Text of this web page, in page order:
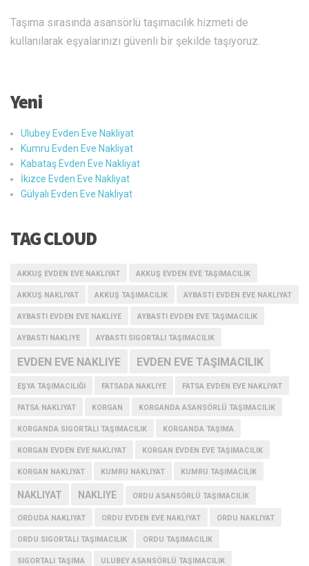
Taşıma sırasında asansörlü taşımacılık hizmeti de
kullanılarak eşyalarınızı güvenli bir şekilde taşıyoruz.
Yeni
Ulubey Evden Eve Nakliyat
Kumru Evden Eve Nakliyat
Kabataş Evden Eve Nakliyat
İkizce Evden Eve Nakliyat
Gülyalı Evden Eve Nakliyat
TAG CLOUD
AKKUŞ EVDEN EVE NAKLIYAT AKKUŞ EVDEN EVE TAŞIMACILIK
AKKUŞ NAKLIYAT AKKUŞ TAŞIMACILIK AYBASTI EVDEN EVE NAKLIYAT
AYBASTI EVDEN EVE NAKLIYE AYBASTI EVDEN EVE TAŞIMACILIK
AYBASTI NAKLIYE AYBASTI SIGORTALI TAŞIMACILIK
EVDEN EVE NAKLIYE EVDEN EVE TAŞIMACILIK
EŞYA TAŞIMACILIĞI FATSADA NAKLIYE FATSA EVDEN EVE NAKLIYAT
FATSA NAKLIYAT KORGAN KORGANDA ASANSÖRLÜ TAŞIMACILIK
KORGANDA SIGORTALI TAŞIMACILIK KORGANDA TAŞIMA
KORGAN EVDEN EVE NAKLIYAT KORGAN EVDEN EVE TAŞIMACILIK
KORGAN NAKLIYAT KUMRU NAKLIYAT KUMRU TAŞIMACILIK
NAKLIYAT NAKLIYE ORDU ASANSÖRLÜ TAŞIMACILIK
ORDUDA NAKLIYAT ORDU EVDEN EVE NAKLIYAT ORDU NAKLIYAT
ORDU SIGORTALI TAŞIMACILIK ORDU TAŞIMACILIK
SIGORTALI TAŞIMA ULUBEY ASANSÖRLÜ TAŞIMACILIK